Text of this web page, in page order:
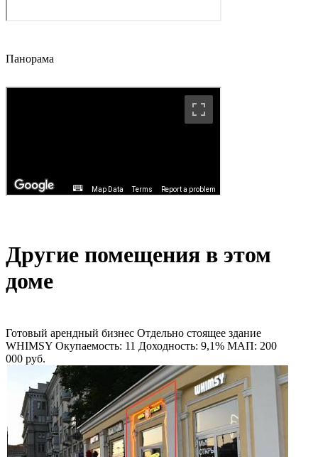
Панорама
Другие помещения в этом
доме
Готовый арендный бизнес Отдельно стоящее здание
WHIMSY Окупаемость: 11 Доходность: 9,1% МАП: 200
000 руб.